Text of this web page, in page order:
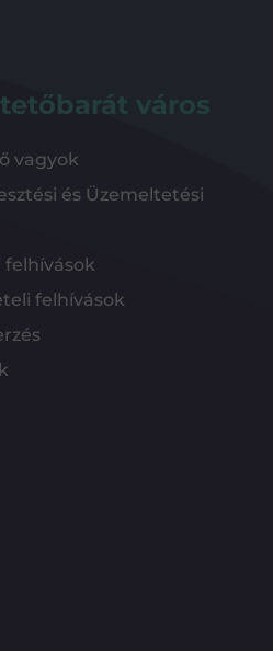
város
vagyok
és Üzemeltetési
felhívások
felhívások